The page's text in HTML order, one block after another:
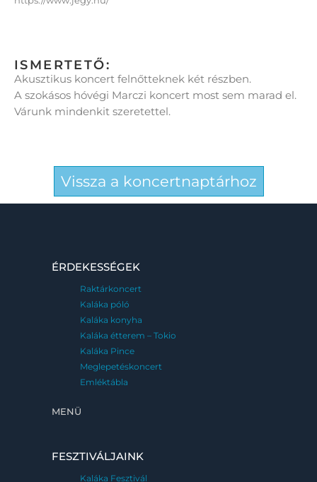
ISMERTETŐ:
Akusztikus koncert felnőtteknek két részben.
A szokásos hóvégi Marczi koncert most sem marad el.
Várunk mindenkit szeretettel.
Vissza a koncertnaptárhoz
ÉRDEKESSÉGEK
Raktárkoncert
Kaláka póló
Kaláka konyha
Kaláka étterem – Tokio
Kaláka Pince
Meglepetéskoncert
Emléktábla
MENÜ
FESZTIVÁLJAINK
Kaláka Fesztivál